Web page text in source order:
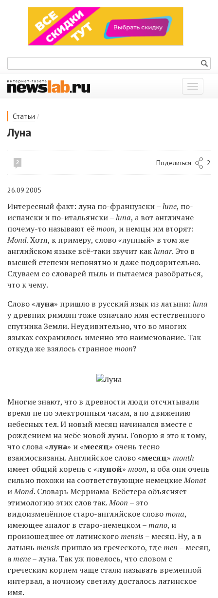
Показать
меню
Статьи /
Луна
2 Поделиться 2
26.09.2005
Интересный факт: луна по-французски –lune, по-
испански и по-итальянски –luna, а вот англичане
почему-то называют еёmoon, и немцы им вторят:
Mond. Хотя, к примеру, слово «лунный» в том же
английском языке всё-таки звучит какlunar. Это в
высшей степени непонятно и даже подозрительно.
Сдуваем со словарей пыль и пытаемся разобраться,
что к чему.
Слово «луна» пришло в русский язык из латыни: luna
у древних римлян тоже означало имя естественного
спутника Земли. Неудивительно, что во многих
языках сохранилось именно это наименование. Так
откуда же взялось странноеmoon?
Многие знают, что в древности люди отсчитывали
время не по электронным часам, а по движению
небесных тел. И новый месяц начинался вместе с
рождением на небе новой луны. Говорю я это к тому,
что слова «луна» и «месяц» очень тесно
взаимосвязаны. Английское слово «месяц» month
имеет общий корень с «луной» moon, и оба они очень
сильно похожи на соответствующие немецкиеMonat
иMond. Словарь Мерриама-Вебстера объясняет
этимологию этих слов так.Moon – это
видоизменённое старо-английское словоmona,
имеющее аналог в старо-немецком –mano, и
произошедшее от латинскогоmensis – месяц. Ну, а в
латынь mensis пришло из греческого, гдеmen – месяц,
аmene– луна. Так уж повелось, что словом с
греческим корнем чаще стали называть временной
интервал, а ночному светилу досталось латинское
имя.